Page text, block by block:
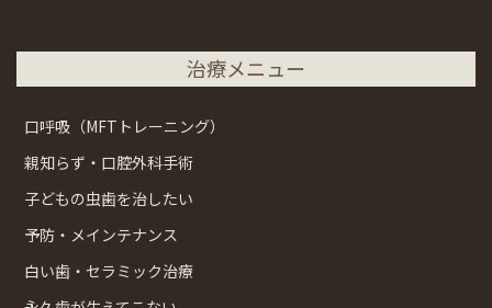
治療メニュー
口呼吸（MFTトレーニング）
親知らず・口腔外科手術
子どもの虫歯を治したい
予防・メインテナンス
白い歯・セラミック治療